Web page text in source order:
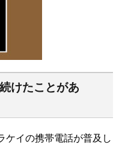
けたことがあ
ケイの携帯電話が普及し